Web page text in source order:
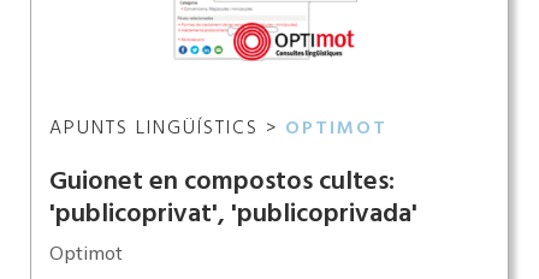
APUNTS LINGÜÍSTICS > OPTIMOT
Guionet en compostos cultes:
'publicoprivat', 'publicoprivada'
Optimot